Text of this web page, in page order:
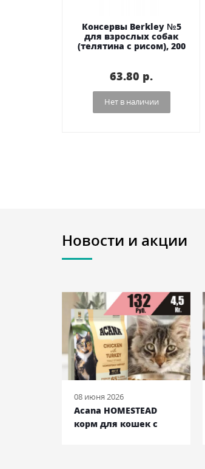
Консервы Berkley №5
для взрослых собак
(телятина с рисом), 200
63.80 p.
Нет в наличии
Новости и акции
08 июня 2026
Acana HOMESTEAD
корм для кошек с